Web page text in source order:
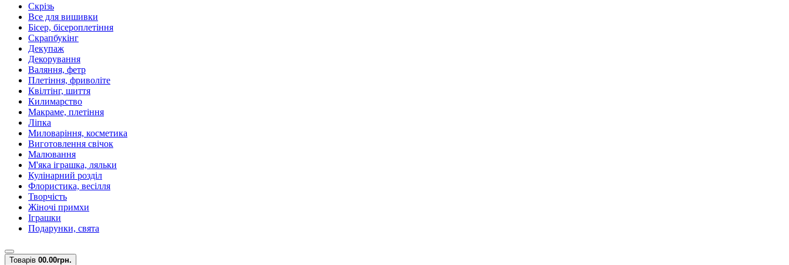
Скрізь
Все для вишивки
Бісер, бісероплетіння
Скрапбукінг
Декупаж
Декорування
Валяння, фетр
Плетіння, фриволіте
Квілтінг, шиття
Килимарство
Макраме, плетіння
Ліпка
Миловаріння, косметика
Виготовлення свічок
Малювання
М'яка іграшка, ляльки
Кулінарний розділ
Флористика, весілля
Творчість
Жіночі примхи
Іграшки
Подарунки, свята
Товарів 00.00грн.